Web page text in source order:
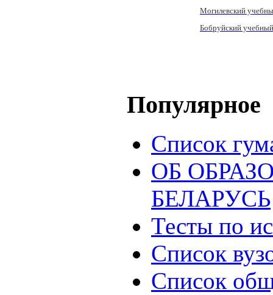
Могилевский
Бобруйский
Популярное
Список
ОБ
БЕЛАРУСЬ
Тесты по
Список
Список